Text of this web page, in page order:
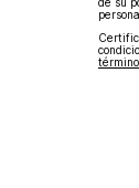
de su